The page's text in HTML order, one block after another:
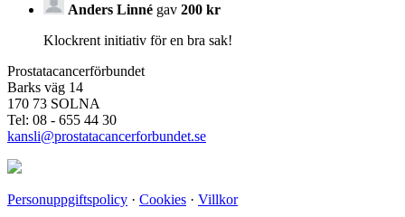
Anders Linné gav 200 kr
Klockrent initiativ för en bra sak!
Prostatacancerförbundet
Barks väg 14
170 73 SOLNA
Tel: 08 - 655 44 30
kansli@prostatacancerforbundet.se
Personuppgiftspolicy · Cookies · Villkor